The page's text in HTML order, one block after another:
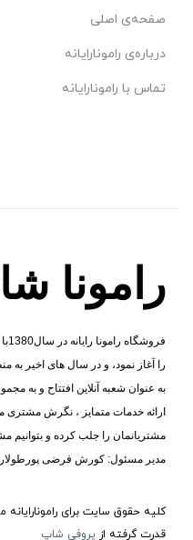
صفحه‌ی اصلی
درباره‌ی رامونارایانه
تماس با رامونارایانه
رامونا
را آغاز نمود، و در سال های اخیر
به عنوان شعبه آنلاین افتتاح و به
ارائه خدمات متمایز ، نگرش مشتری
مشتریانمان را جلب کرده و بتوانیم
مدیر مسئول: کورش فرضی
کلیه حقوق سایت برای
قدرت گرفته از پروفی شاپ